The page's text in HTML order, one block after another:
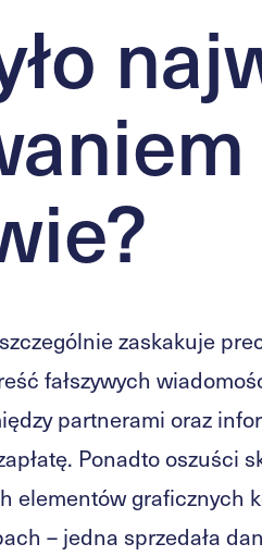
zaskakuje
fałszywych
partnerami oraz
Ponadto oszuści
elementów graficznych
– jedna sprzedała